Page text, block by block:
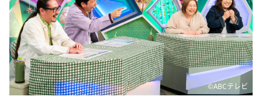
©️ABCテレビ